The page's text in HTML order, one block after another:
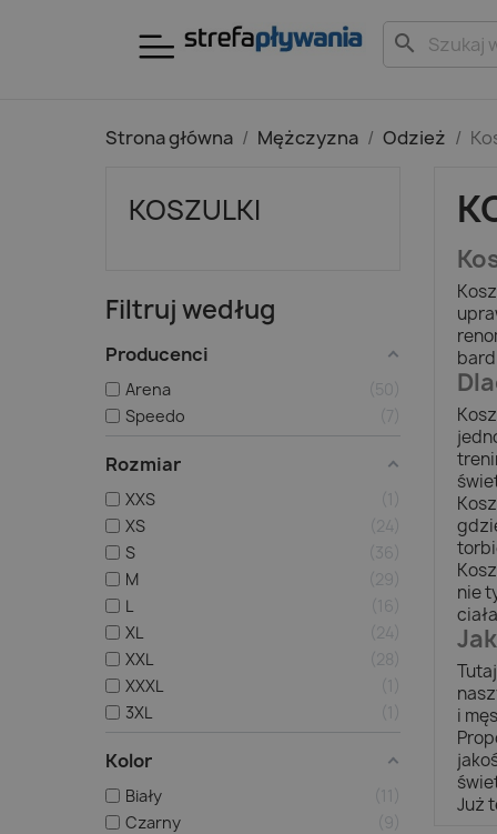
search
Strona główna Mężczyzna Odzież
KOSZULKI
Filtruj według
Producenci
Arena
50
Speedo
7
Rozmiar
XXS
XS
24
S
36
M
29
L
16
XL
24
XXL
28
XXXL
3XL
Kolor
Biały
Czarny
9
nie
i
Już